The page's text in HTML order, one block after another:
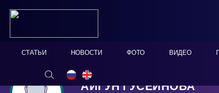
СТАТЬИ НОВОСТИ ФОТО ВИДЕО
АЙГУН ГУСЕЙНОВА